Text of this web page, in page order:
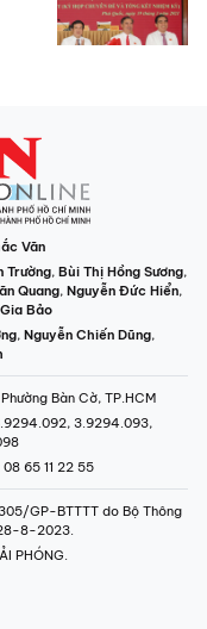
Văn
Trường, Bùi Thị Hồng Sương,
Quang, Nguyễn Đức Hiển,
Bảo
, Nguyễn Chiến Dũng,
Bàn Cờ, TP.HCM
3.9294.093,
08 65 11 22 55
GP-BTTTT do Bộ Thông
8-2023.
PHÓNG.